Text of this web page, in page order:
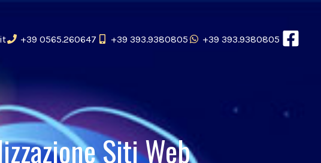
+39 0565.260647 +39 393.9380805 +39 393.9380805
Siti Web